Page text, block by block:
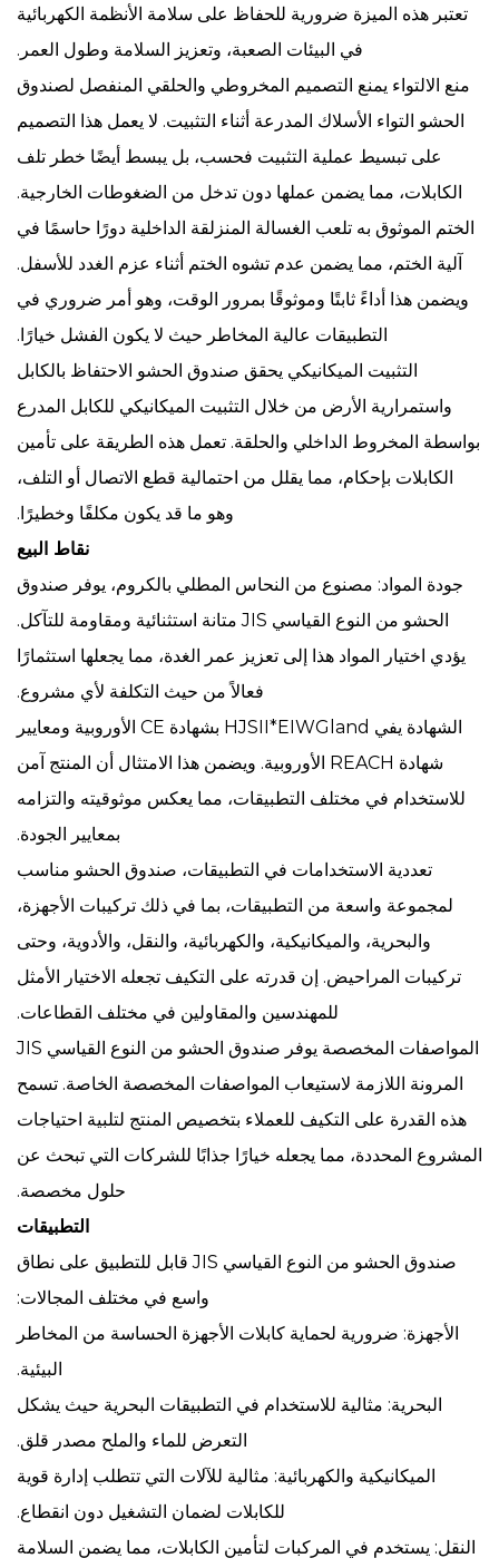
تعتبر هذه الميزة ضرورية للحفاظ على سلامة الأنظمة الكهربائية
في البيئات الصعبة، وتعزيز السلامة وطول العمر.
منع الالتواء يمنع التصميم المخروطي والحلقي المنفصل لصندوق
الحشو التواء الأسلاك المدرعة أثناء التثبيت. لا يعمل هذا التصميم
على تبسيط عملية التثبيت فحسب، بل يبسط أيضًا خطر تلف
الكابلات، مما يضمن عملها دون تدخل من الضغوطات الخارجية.
الختم الموثوق به تلعب الغسالة المنزلقة الداخلية دورًا حاسمًا في
آلية الختم، مما يضمن عدم تشوه الختم أثناء عزم الغدد للأسفل.
ويضمن هذا أداءً ثابتًا وموثوقًا بمرور الوقت، وهو أمر ضروري في
التطبيقات عالية المخاطر حيث لا يكون الفشل خيارًا.
التثبيت الميكانيكي يحقق صندوق الحشو الاحتفاظ بالكابل
واستمرارية الأرض من خلال التثبيت الميكانيكي للكابل المدرع
بواسطة المخروط الداخلي والحلقة. تعمل هذه الطريقة على تأمين
الكابلات بإحكام، مما يقلل من احتمالية قطع الاتصال أو التلف،
وهو ما قد يكون مكلفًا وخطيرًا.
نقاط البيع
جودة المواد: مصنوع من النحاس المطلي بالكروم، يوفر صندوق
الحشو من النوع القياسي JIS متانة استثنائية ومقاومة للتآكل.
يؤدي اختيار المواد هذا إلى تعزيز عمر الغدة، مما يجعلها استثمارًا
فعالاً من حيث التكلفة لأي مشروع.
الشهادة يفي HJSII*EIWGland بشهادة CE الأوروبية ومعايير
شهادة REACH الأوروبية. ويضمن هذا الامتثال أن المنتج آمن
للاستخدام في مختلف التطبيقات، مما يعكس موثوقيته والتزامه
بمعايير الجودة.
تعددية الاستخدامات في التطبيقات، صندوق الحشو مناسب
لمجموعة واسعة من التطبيقات، بما في ذلك تركيبات الأجهزة،
والبحرية، والميكانيكية، والكهربائية، والنقل، والأدوية، وحتى
تركيبات المراحيض. إن قدرته على التكيف تجعله الاختيار الأمثل
للمهندسين والمقاولين في مختلف القطاعات.
المواصفات المخصصة يوفر صندوق الحشو من النوع القياسي JIS
المرونة اللازمة لاستيعاب المواصفات المخصصة الخاصة. تسمح
هذه القدرة على التكيف للعملاء بتخصيص المنتج لتلبية احتياجات
المشروع المحددة، مما يجعله خيارًا جذابًا للشركات التي تبحث عن
حلول مخصصة.
التطبيقات
صندوق الحشو من النوع القياسي JIS قابل للتطبيق على نطاق
واسع في مختلف المجالات:
الأجهزة: ضرورية لحماية كابلات الأجهزة الحساسة من المخاطر
البيئية.
البحرية: مثالية للاستخدام في التطبيقات البحرية حيث يشكل
التعرض للماء والملح مصدر قلق.
الميكانيكية والكهربائية: مثالية للآلات التي تتطلب إدارة قوية
للكابلات لضمان التشغيل دون انقطاع.
النقل: يستخدم في المركبات لتأمين الكابلات، مما يضمن السلامة